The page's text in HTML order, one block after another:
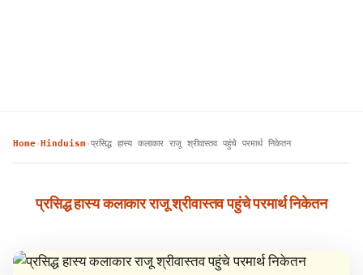
Home› Hinduism›प्रसिद्ध हास्य कलाकार राजू श्रीवास्तव पहुंचे परमार्थ निकेतन
प्रसिद्ध हास्य कलाकार राजू श्रीवास्तव पहुंचे परमार्थ निकेतन